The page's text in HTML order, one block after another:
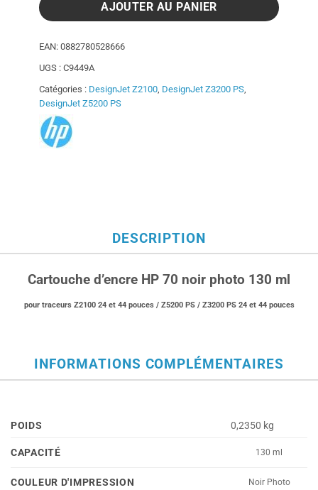
AJOUTER AU PANIER
EAN: 0882780528666
UGS : C9449A
Catégories : DesignJet Z2100, DesignJet Z3200 PS,
DesignJet Z5200 PS
DESCRIPTION
Cartouche d’encre HP 70 noir photo 130 ml
pour traceurs Z2100 24 et 44 pouces / Z5200 PS / Z3200 PS 24 et 44 pouces
INFORMATIONS COMPLÉMENTAIRES
POIDS 0,2350 kg
CAPACITÉ 130 ml
COULEUR D'IMPRESSION Noir Photo